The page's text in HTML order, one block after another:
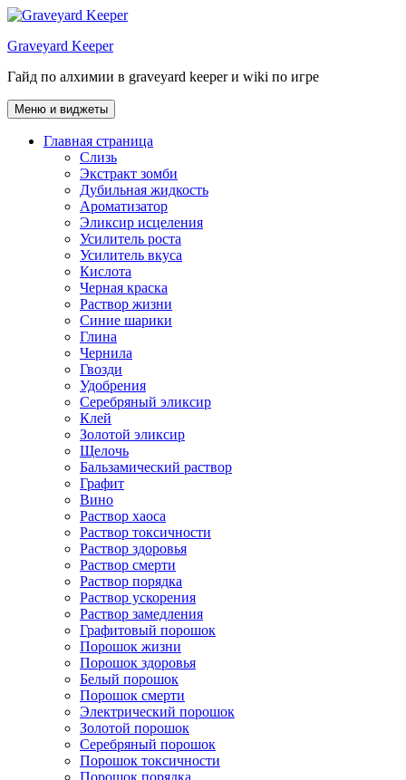
Перейти
содержимому
Graveyard Keeper
Гайд по алхимии в graveyard keeper и wiki по игре
Меню и виджеты
Главная страница
Слизь
Экстракт зомби
Дубильная жидкость
Ароматизатор
Эликсир исцеления
Усилитель роста
Усилитель вкуса
Кислота
Черная краска
Раствор жизни
Синие шарики
Глина
Чернила
Гвозди
Удобрения
Серебряный эликсир
Клей
Золотой эликсир
Щелочь
Бальзамический раствор
Графит
Вино
Раствор хаоса
Раствор токсичности
Раствор здоровья
Раствор смерти
Раствор порядка
Раствор ускорения
Раствор замедления
Графитовый порошок
Порошок жизни
Порошок здоровья
Белый порошок
Порошок смерти
Электрический порошок
Золотой порошок
Серебряный порошок
Порошок токсичности
Порошок порядка